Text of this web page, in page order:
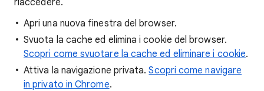
riaccedere.
Apri una nuova finestra del browser.
Svuota la cache ed elimina i cookie del browser.
Scopri come svuotare la cache ed eliminare i cookie.
Attiva la navigazione privata.Scopri come navigare
in privato in Chrome.